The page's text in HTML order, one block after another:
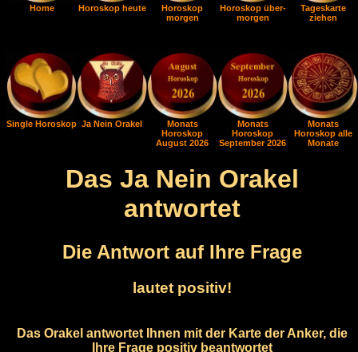
Home Horoskop heute
Horoskop
morgen
Horoskop über-
morgen
Tageskarte
ziehen
Single Horoskop Ja Nein Orakel
Monats
Horoskop
August 2026
Monats
Horoskop
September 2026
Monats
Horoskop alle
Monate
Das Ja Nein Orakel
antwortet
Die Antwort auf Ihre Frage
lautet positiv!
Das Orakel antwortet Ihnen mit der Karte der Anker, die
Ihre Frage positiv beantwortet